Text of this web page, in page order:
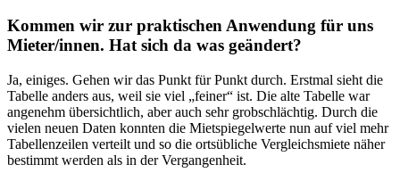
Kommen wir zur praktischen Anwendung für uns
Mieter/innen. Hat sich da was geändert?
Ja, einiges. Gehen wir das Punkt für Punkt durch. Erstmal sieht die
Tabelle anders aus, weil sie viel „feiner“ ist. Die alte Tabelle war
angenehm übersichtlich, aber auch sehr grobschlächtig. Durch die
vielen neuen Daten konnten die Mietspiegelwerte nun auf viel mehr
Tabellenzeilen verteilt und so die ortsübliche Vergleichsmiete näher
bestimmt werden als in der Vergangenheit.